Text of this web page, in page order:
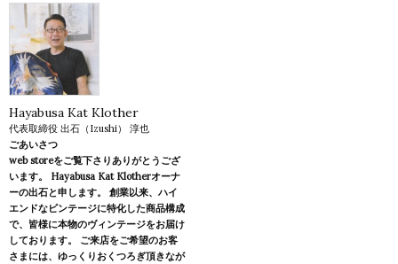
Hayabusa Kat Klother
代表取締役 出石（Izushi） 淳也
ごあいさつ
web storeをご覧下さりありがとうござ
います。 Hayabusa Kat Klotherオーナ
ーの出石と申します。 創業以来、ハイ
エンドなビンテージに特化した商品構成
で、皆様に本物のヴィンテージをお届け
しております。 ご来店をご希望のお客
さまには、ゆっくりおくつろぎ頂きなが